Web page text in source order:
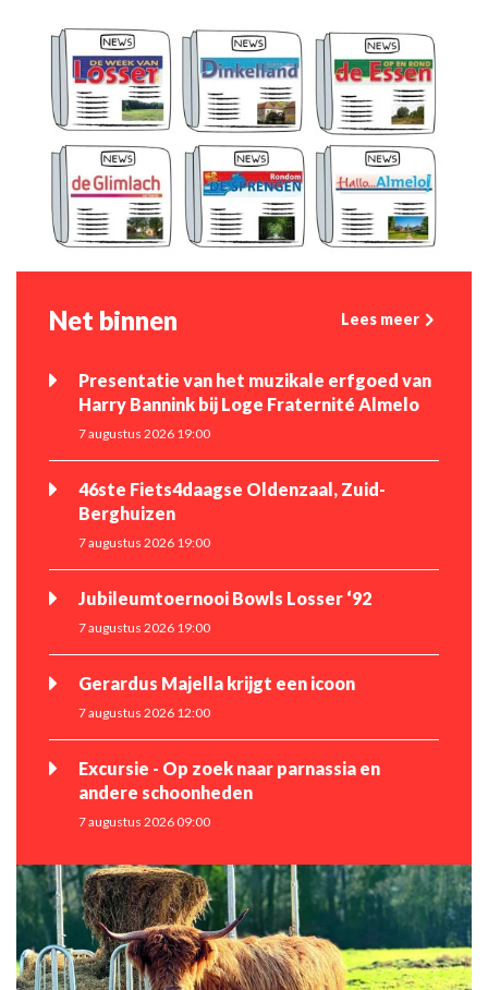
Net binnen Lees meer
Presentatie van het muzikale erfgoed van
Harry Bannink bij Loge Fraternité Almelo
7 augustus 2026 19:00
46ste Fiets4daagse Oldenzaal, Zuid-
Berghuizen
7 augustus 2026 19:00
Jubileumtoernooi Bowls Losser ‘92
7 augustus 2026 19:00
Gerardus Majella krijgt een icoon
7 augustus 2026 12:00
Excursie - Op zoek naar parnassia en
andere schoonheden
7 augustus 2026 09:00